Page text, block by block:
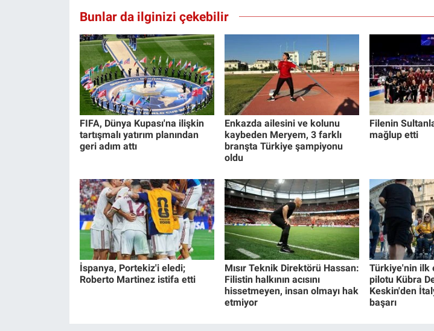
Bunlar da ilginizi çekebilir
FIFA, Dünya Kupası'na ilişkin
tartışmalı yatırım planından
geri adım attı
Enkazda ailesini ve kolunu
kaybeden Meryem, 3 farklı
branşta Türkiye şampiyonu
oldu
Filenin
mağlup etti
İspanya, Portekiz'i eledi;
Roberto Martinez istifa etti
Mısır Teknik Direktörü Hassan:
Filistin halkının acısını
hissetmeyen, insan olmayı hak
etmiyor
Türkiye'nin ilk
pilotu Kübra
Keskin'den
başarı